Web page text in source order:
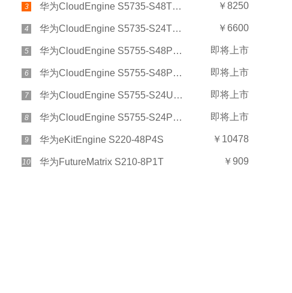
3 华为CloudEngine S5735-S48T4XEZ-V2 ￥8250
4 华为CloudEngine S5735-S24T4XEZ-V2 ￥6600
5 华为CloudEngine S5755-S48P8YZ 即将上市
6 华为CloudEngine S5755-S48P8Y 即将上市
7 华为CloudEngine S5755-S24U8Y 即将上市
8 华为CloudEngine S5755-S24P8Y 即将上市
9 华为eKitEngine S220-48P4S ￥10478
10 华为FutureMatrix S210-8P1T ￥909